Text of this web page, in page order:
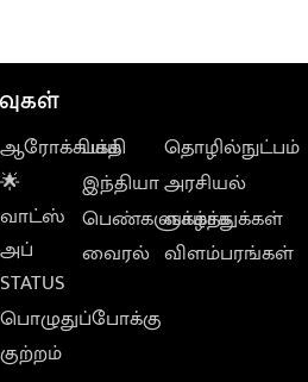
ஆரோக்கியம்
🌟
வாட்ஸ்
அப்
STATUS
பொழுதுப்போக்கு
குற்றம்
பக்தி
இந்தியா
பெண்களுக்காக
வைரல்
தொழில்நுட்பம்
அரசியல்
வாழ்த்துக்கள்
விளம்பரங்கள்